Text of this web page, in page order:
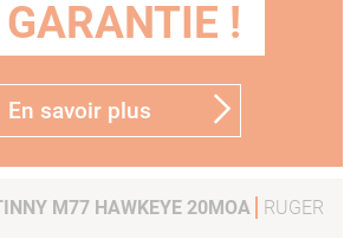
GARANTIE !
En savoir plus
M77 HAWKEYE 20MOA RUGER